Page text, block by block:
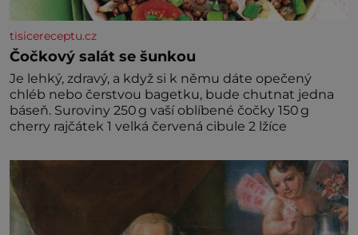
tisicereceptu.cz
Čočkový salát se šunkou
Je lehký, zdravý, a když si k němu dáte opečený
chléb nebo čerstvou bagetku, bude chutnat jedna
báseň. Suroviny 250 g vaší oblíbené čočky 150 g
cherry rajčátek 1 velká červená cibule 2 lžíce